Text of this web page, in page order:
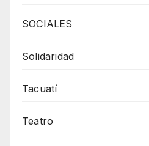
SOCIALES
Solidaridad
Tacuatí
Teatro